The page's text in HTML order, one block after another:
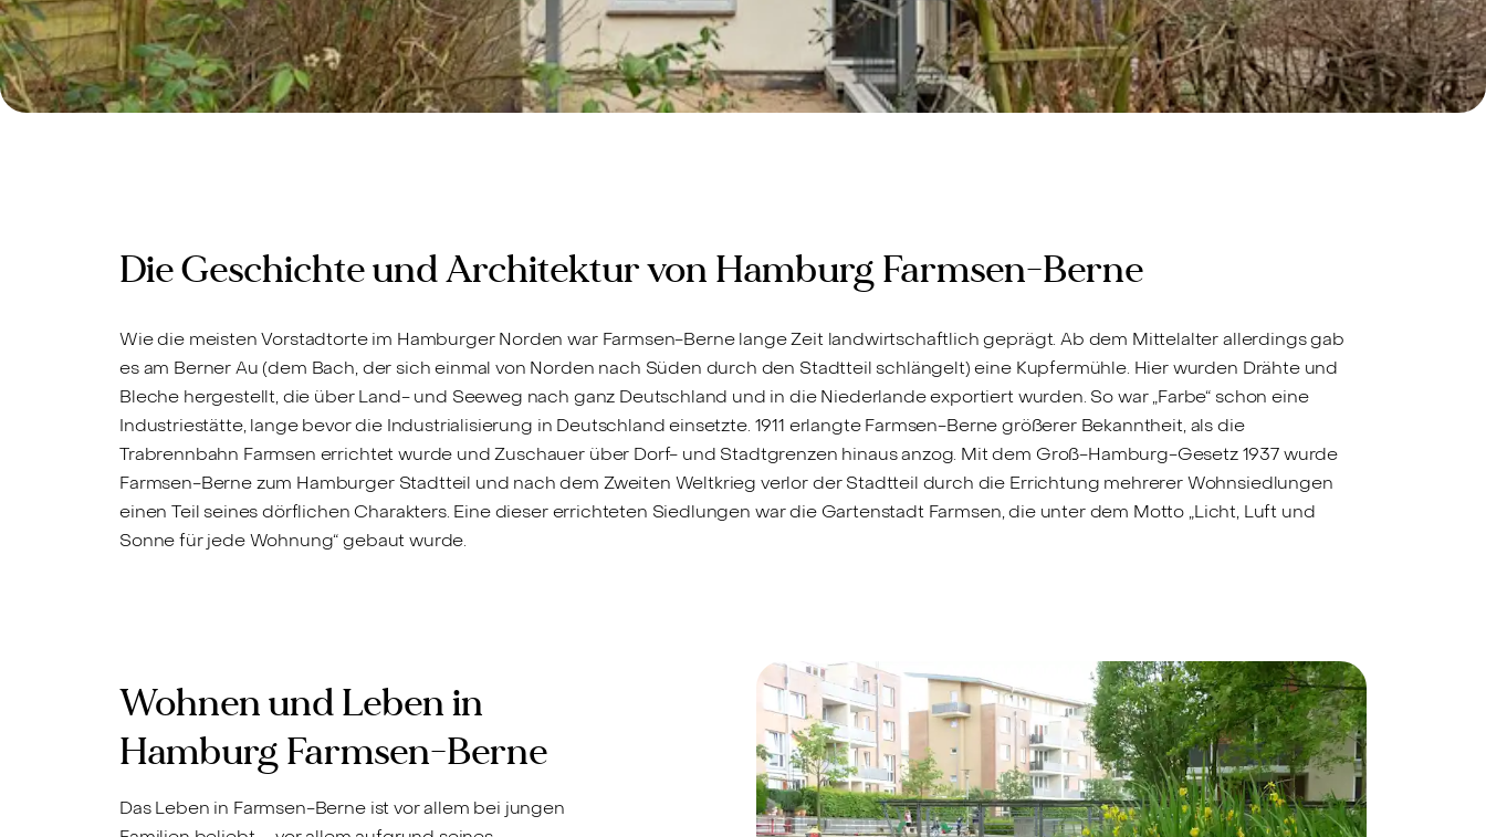
Die Geschichte und Architektur von Hamburg Farmsen-Berne
Wie die meisten Vorstadtorte im Hamburger Norden war Farmsen-Berne lange Zeit landwirtschaftlich geprägt. Ab dem Mittelalter allerdings gab
es am Berner Au (dem Bach, der sich einmal von Norden nach Süden durch den Stadtteil schlängelt) eine Kupfermühle. Hier wurden Drähte und
Bleche hergestellt, die über Land- und Seeweg nach ganz Deutschland und in die Niederlande exportiert wurden. So war „Farbe“ schon eine
Industriestätte, lange bevor die Industrialisierung in Deutschland einsetzte. 1911 erlangte Farmsen-Berne größerer Bekanntheit, als die
Trabrennbahn Farmsen errichtet wurde und Zuschauer über Dorf- und Stadtgrenzen hinaus anzog. Mit dem Groß-Hamburg-Gesetz 1937 wurde
Farmsen-Berne zum Hamburger Stadtteil und nach dem Zweiten Weltkrieg verlor der Stadtteil durch die Errichtung mehrerer Wohnsiedlungen
einen Teil seines dörflichen Charakters. Eine dieser errichteten Siedlungen war die Gartenstadt Farmsen, die unter dem Motto „Licht, Luft und
Sonne für jede Wohnung“ gebaut wurde.
Wohnen und Leben in
Hamburg Farmsen-Berne
Das Leben in Farmsen-Berne ist vor allem bei jungen